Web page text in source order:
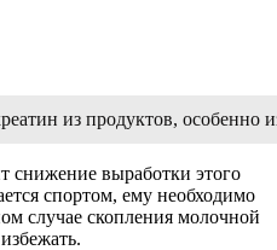
из продуктов, особенно
снижение выработки этого
спортом, ему необходимо
случае скопления молочной